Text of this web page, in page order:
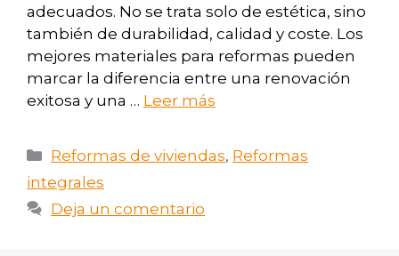
adecuados. No se trata solo de estética, sino
también de durabilidad, calidad y coste. Los
mejores materiales para reformas pueden
marcar la diferencia entre una renovación
exitosa y una … Leer más
Reformas de viviendas, Reformas
integrales
Deja un comentario